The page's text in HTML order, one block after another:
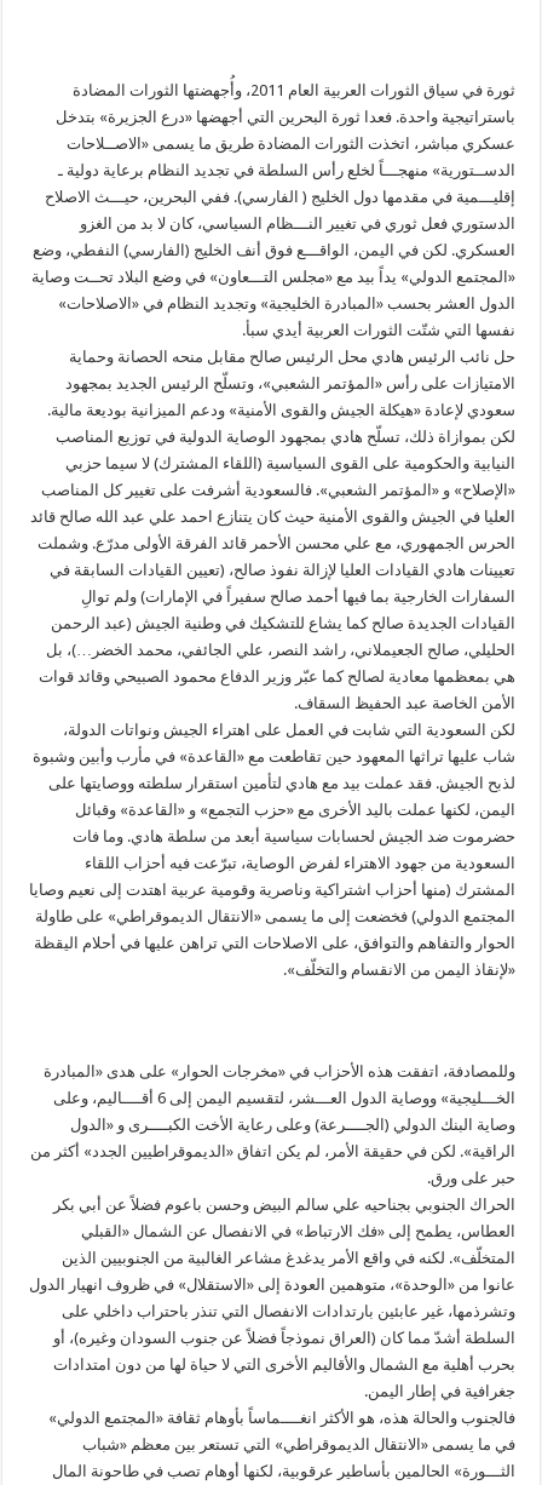
ثورة في سياق الثورات العربية العام 2011، وأُجهضتها الثورات المضادة
باستراتيجية واحدة. فعدا ثورة البحرين التي أجهضها «درع الجزيرة» بتدخل
عسكري مباشر، اتخذت الثورات المضادة طريق ما يسمى «الاصــلاحات
الدســتورية» منهجـــاً لخلع رأس السلطة في تجديد النظام برعاية دولية ـ
إقليـــمية في مقدمها دول الخليج ( الفارسي). ففي البحرين، حيـــث الاصلاح
الدستوري فعل ثوري في تغيير النـــظام السياسي، كان لا بد من الغزو
العسكري. لكن في اليمن، الواقـــع فوق أنف الخليج (الفارسي) النفطي، وضع
«المجتمع الدولي» يداً بيد مع «مجلس التـــعاون» في وضع البلاد تحــت وصاية
الدول العشر بحسب «المبادرة الخليجية» وتجديد النظام في «الاصلاحات»
نفسها التي شتّت الثورات العربية أيدي سبأ.
حل نائب الرئيس هادي محل الرئيس صالح مقابل منحه الحصانة وحماية
الامتيازات على رأس «المؤتمر الشعبي»، وتسلّح الرئيس الجديد بمجهود
سعودي لإعادة «هيكلة الجيش والقوى الأمنية» ودعم الميزانية بوديعة مالية.
لكن بموازاة ذلك، تسلّح هادي بمجهود الوصاية الدولية في توزيع المناصب
النيابية والحكومية على القوى السياسية (اللقاء المشترك) لا سيما حزبي
«الإصلاح» و «المؤتمر الشعبي». فالسعودية أشرفت على تغيير كل المناصب
العليا في الجيش والقوى الأمنية حيث كان يتنازع احمد علي عبد الله صالح قائد
الحرس الجمهوري، مع علي محسن الأحمر قائد الفرقة الأولى مدرّع. وشملت
تعيينات هادي القيادات العليا لإزالة نفوذ صالح، (تعيين القيادات السابقة في
السفارات الخارجية بما فيها أحمد صالح سفيراً في الإمارات) ولم توالِ
القيادات الجديدة صالح كما يشاع للتشكيك في وطنية الجيش (عبد الرحمن
الحليلي، صالح الجعيملاني، راشد النصر، علي الجائفي، محمد الخضر…)، بل
هي بمعظمها معادية لصالح كما عبّر وزير الدفاع محمود الصبيحي وقائد قوات
الأمن الخاصة عبد الحفيظ السقاف.
لكن السعودية التي شابت في العمل على اهتراء الجيش ونواتات الدولة،
شاب عليها تراثها المعهود حين تقاطعت مع «القاعدة» في مأرب وأبين وشبوة
لذبح الجيش. فقد عملت بيد مع هادي لتأمين استقرار سلطته ووصايتها على
اليمن، لكنها عملت باليد الأخرى مع «حزب التجمع» و «القاعدة» وقبائل
حضرموت ضد الجيش لحسابات سياسية أبعد من سلطة هادي. وما فات
السعودية من جهود الاهتراء لفرض الوصاية، تبرّعت فيه أحزاب اللقاء
المشترك (منها أحزاب اشتراكية وناصرية وقومية عربية اهتدت إلى نعيم وصايا
المجتمع الدولي) فخضعت إلى ما يسمى «الانتقال الديموقراطي» على طاولة
الحوار والتفاهم والتوافق، على الاصلاحات التي تراهن عليها في أحلام اليقظة
«لإنقاذ اليمن من الانقسام والتخلّف».
وللمصادفة، اتفقت هذه الأحزاب في «مخرجات الحوار» على هدى «المبادرة
الخـــليجية» ووصاية الدول العـــشر، لتقسيم اليمن إلى 6 أقــــاليم، وعلى
وصاية البنك الدولي (الجــــرعة) وعلى رعاية الأخت الكبــــرى و «الدول
الراقية». لكن في حقيقة الأمر، لم يكن اتفاق «الديموقراطيين الجدد» أكثر من
حبر على ورق.
الحراك الجنوبي بجناحيه علي سالم البيض وحسن باعوم فضلاً عن أبي بكر
العطاس، يطمح إلى «فك الارتباط» في الانفصال عن الشمال «القبلي
المتخلّف». لكنه في واقع الأمر يدغدغ مشاعر الغالبية من الجنوبيين الذين
عانوا من «الوحدة»، متوهمين العودة إلى «الاستقلال» في ظروف انهيار الدول
وتشرذمها، غير عابئين بارتدادات الانفصال التي تنذر باحتراب داخلي على
السلطة أشدّ مما كان (العراق نموذجاً فضلاً عن جنوب السودان وغيره)، أو
بحرب أهلية مع الشمال والأقاليم الأخرى التي لا حياة لها من دون امتدادات
جغرافية في إطار اليمن.
فالجنوب والحالة هذه، هو الأكثر انغــــماساً بأوهام ثقافة «المجتمع الدولي»
في ما يسمى «الانتقال الديموقراطي» التي تستعر بين معظم «شباب
الثـــورة» الحالمين بأساطير عرقوبية، لكنها أوهام تصب في طاحونة المال